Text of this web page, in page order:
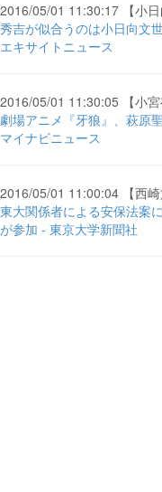
2016/05/01 11:30:17 【小日
秀吉が似合うのは小日向文
エキサイトニュース
2016/05/01 11:30:05 【小宮
劇場アニメ『牙狼』、萩原
マイナビニュース
2016/05/01 11:00:04 【西崎
東大関係者による安保法案
が参加 - 東京大学新聞社